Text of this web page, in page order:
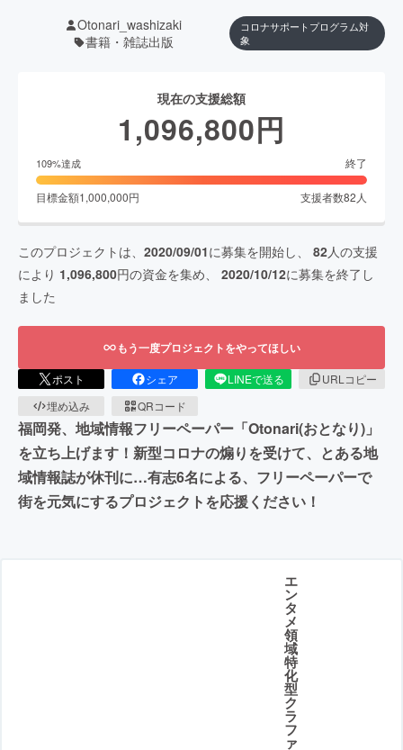
Otonari_washizaki
書籍・雑誌出版
コロナサポートプログラム対
象
現在の支援総額
1,096,800円
109%達成 終了
目標金額1,000,000円 支援者数82人
このプロジェクトは、 2020/09/01に募集を開始し、 82人の支援
により 1,096,800円の資金を集め、 2020/10/12に募集を終了し
ました
もう一度プロジェクトをやってほしい
ポスト シェア LINEで送る
URLコピー
埋め込み
QRコード
福岡発、地域情報フリーペーパー「Otonari(おとなり)」
を立ち上げます！新型コロナの煽りを受けて、とある地
域情報誌が休刊に…有志6名による、フリーペーパーで
街を元気にするプロジェクトを応援ください！
エ
ン
タ
メ
領
域
特
化
型
ク
ラ
フ
ァ